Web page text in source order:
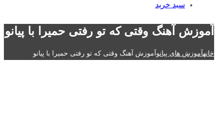
سبد خرید
آموزش آهنگ وقتی که تو رفتی حمیرا با پیانو
خانهآموزش های پیانوآموزش آهنگ وقتی که تو رفتی حمیرا با پیانو